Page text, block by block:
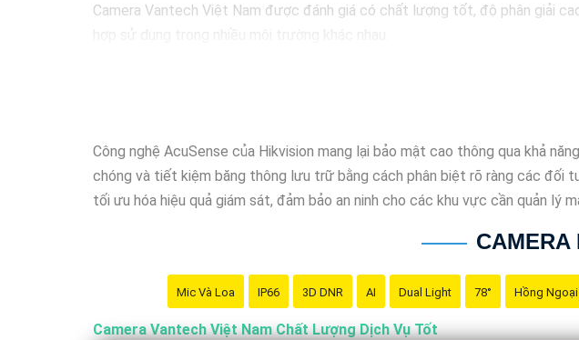
Camera Vantech Việt Nam được đánh giá có chất lượng tốt, độ phân giải
Nếu bạn cần thêm thông tin chi tiết về sản phẩm hay muốn tư vấn, hãy
Công nghệ AcuSense của Hikvision mang lại bảo mật cao thông qua khả
chóng và tiết kiệm băng thông lưu trữ bằng cách phân biệt rõ ràng các đối
tối ưu hóa hiệu quả giám sát, đảm bảo an ninh cho các khu vực cần quản lý
CAMERA
Mic Và Loa IP66 3D DNR AI Dual Light 78° Hồng Ngoại
Camera Vantech Việt Nam Chất Lượng Dịch Vụ Tốt